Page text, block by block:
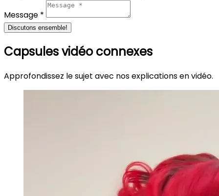
Message *
Discutons ensemble!
Capsules vidéo connexes
Approfondissez le sujet avec nos explications en vidéo.